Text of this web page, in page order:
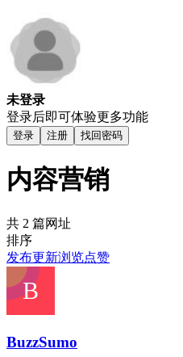
未登录
登录后即可体验更多功能
登录 注册 找回密码
内容营销
共 2 篇网址
排序
发布更新浏览点赞
BuzzSumo